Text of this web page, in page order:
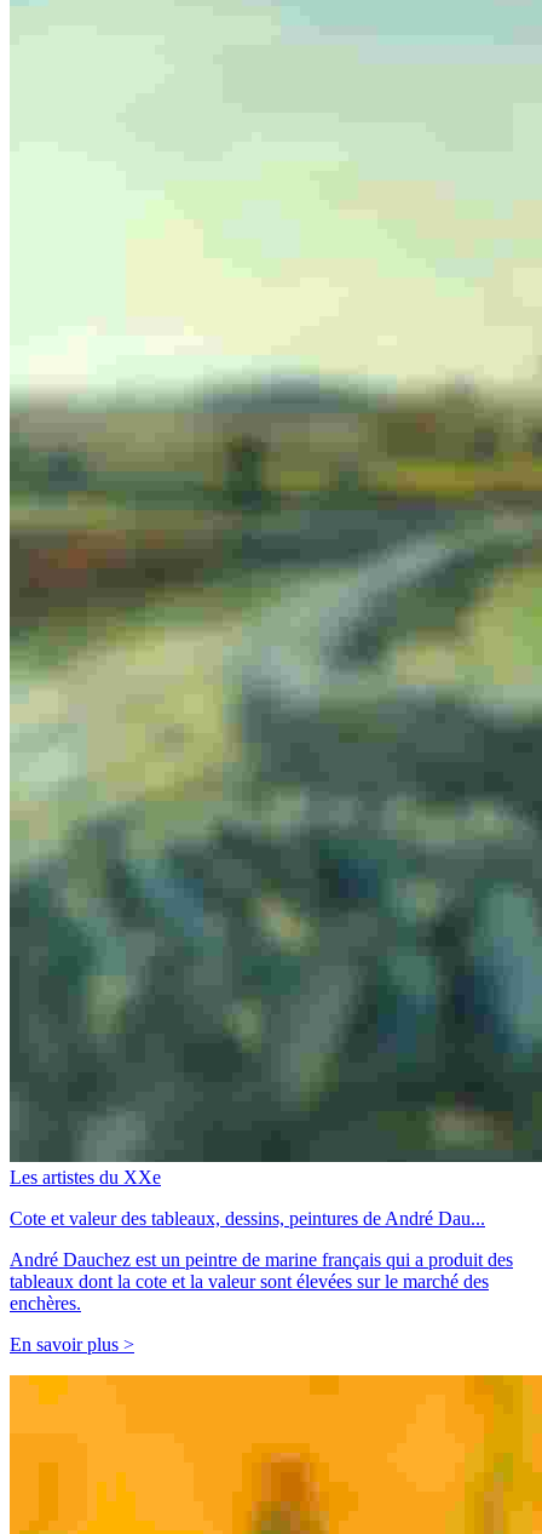
Les artistes du XXe
Cote et valeur des tableaux, dessins, peintures de André Dau...
André Dauchez est un peintre de marine français qui a produit des
tableaux dont la cote et la valeur sont élevées sur le marché des
enchères.
En savoir plus >